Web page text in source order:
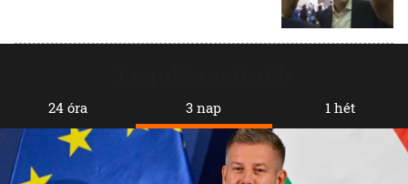
24 óra 3 nap 1 hét